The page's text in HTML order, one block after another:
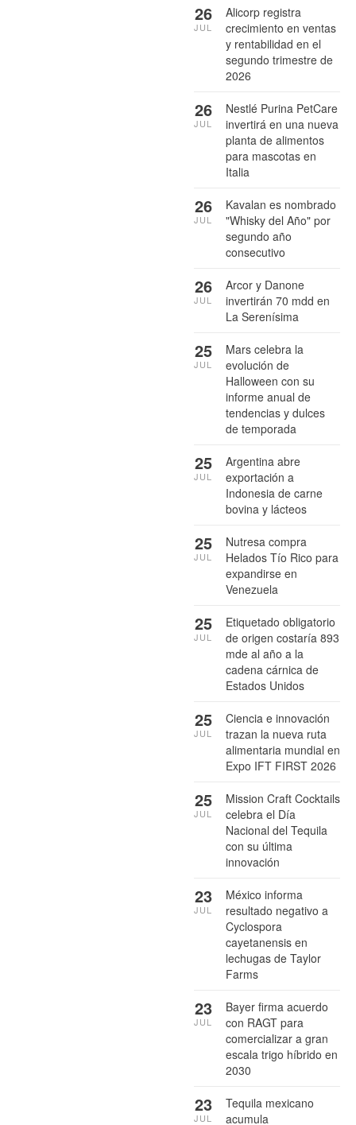
Alicorp registra
crecimiento en ventas
y rentabilidad en el
segundo trimestre de
2026
26
JUL
Nestlé Purina PetCare
invertirá en una nueva
planta de alimentos
para mascotas en
Italia
26
JUL
Kavalan es nombrado
"Whisky del Año" por
segundo año
consecutivo
26
JUL
Arcor y Danone
invertirán 70 mdd en
La Serenísima
26
JUL
Mars celebra la
evolución de
Halloween con su
informe anual de
tendencias y dulces
de temporada
25
JUL
Argentina abre
exportación a
Indonesia de carne
bovina y lácteos
25
JUL
Nutresa compra
Helados Tío Rico para
expandirse en
Venezuela
25
JUL
Etiquetado obligatorio
de origen costaría 893
mde al año a la
cadena cárnica de
Estados Unidos
25
JUL
Ciencia e innovación
trazan la nueva ruta
alimentaria mundial en
Expo IFT FIRST 2026
25
JUL
Mission Craft Cocktails
celebra el Día
Nacional del Tequila
con su última
innovación
25
JUL
México informa
resultado negativo a
Cyclospora
cayetanensis en
lechugas de Taylor
Farms
23
JUL
Bayer firma acuerdo
con RAGT para
comercializar a gran
escala trigo híbrido en
2030
23
JUL
Tequila mexicano
acumula
23
JUL